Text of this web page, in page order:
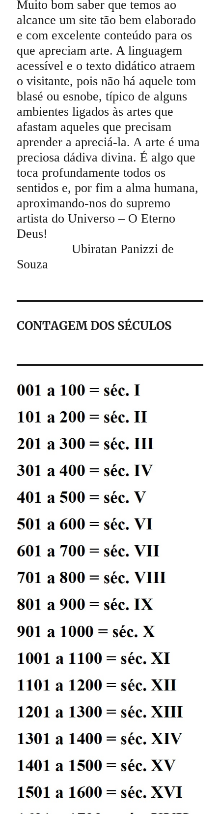
Muito bom saber que temos ao
alcance um site tão bem elaborado
e com excelente conteúdo para os
que apreciam arte. A linguagem
acessível e o texto didático atraem
o visitante, pois não há aquele tom
blasé ou esnobe, típico de alguns
ambientes ligados às artes que
afastam aqueles que precisam
aprender a apreciá-la. A arte é uma
preciosa dádiva divina. É algo que
toca profundamente todos os
sentidos e, por fim a alma humana,
aproximando-nos do supremo
artista do Universo – O Eterno
Deus!
Ubiratan Panizzi de
Souza
CONTAGEM DOS SÉCULOS